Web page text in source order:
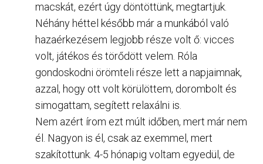
macskát, ezért úgy döntöttünk, megtartjuk.
Néhány héttel később már a munkából való
hazaérkezésem legjobb része volt ő: vicces
volt, játékos és törődött velem. Róla
gondoskodni örömteli része lett a napjaimnak,
azzal, hogy ott volt körülöttem, dorombolt és
simogattam, segített relaxálni is.
Nem azért írom ezt múlt időben, mert már nem
él. Nagyon is él, csak az exemmel, mert
szakítottunk. 4-5 hónapig voltam egyedül, de